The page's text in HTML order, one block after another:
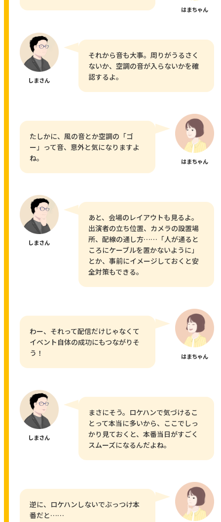
はまちゃん
しまさん
それから音も大事。周りがうるさく
ないか、空調の音が入らないかを確
認するよ。
たしかに、風の音とか空調の「ゴ
ー」って音、意外と気になりますよ
ね。
はまちゃん
しまさん
あと、会場のレイアウトも見るよ。
出演者の立ち位置、カメラの設置場
所、配線の通し方……「人が通ると
ころにケーブルを置かないように」
とか、事前にイメージしておくと安
全対策もできる。
わー、それって配信だけじゃなくて
イベント自体の成功にもつながりそ
う！
はまちゃん
しまさん
まさにそう。ロケハンで気づけるこ
とって本当に多いから、ここでしっ
かり見ておくと、本番当日がすごく
スムーズになるんだよね。
逆に、ロケハンしないでぶっつけ本
番だと……